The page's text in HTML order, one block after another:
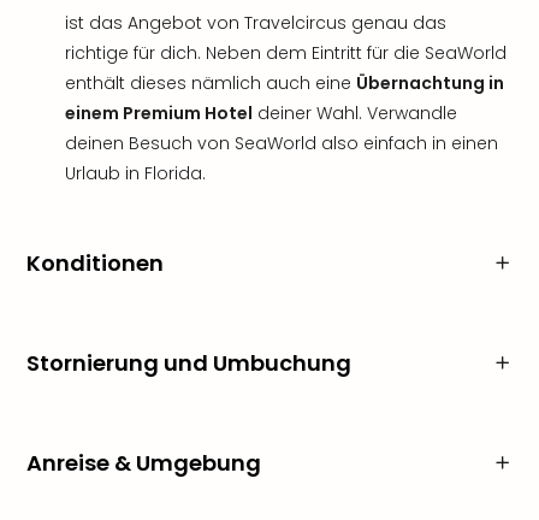
ist das Angebot von Travelcircus genau das
richtige für dich. Neben dem Eintritt für die SeaWorld
enthält dieses nämlich auch eine Übernachtung in
einem Premium Hotel deiner Wahl. Verwandle
deinen Besuch von SeaWorld also einfach in einen
Urlaub in Florida.
Konditionen
Stornierung und Umbuchung
Anreise & Umgebung